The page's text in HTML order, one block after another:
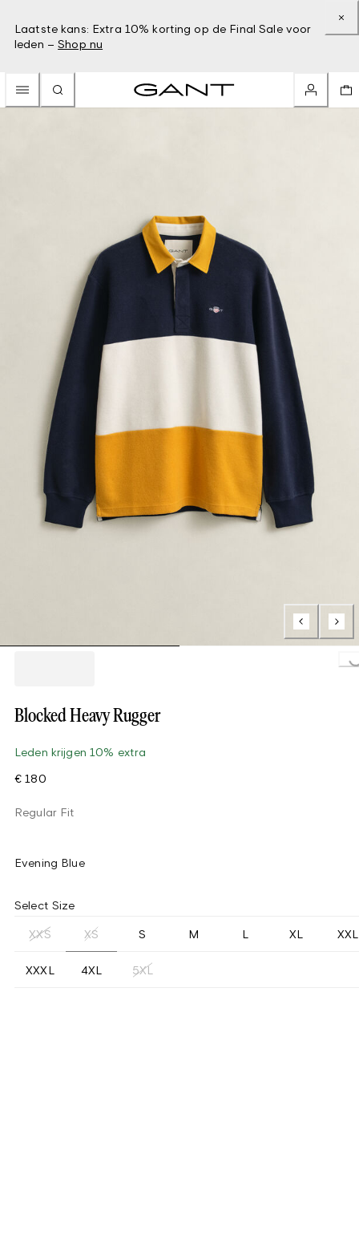
Laatste kans: Extra 10% korting op de Final Sale voor
leden – Shop nu
Blocked Heavy Rugger
Leden krijgen 10% extra
€ 180
Regular Fit
Evening Blue
Select Size
XXS XS S M L XL XXL
XXXL 4XL 5XL